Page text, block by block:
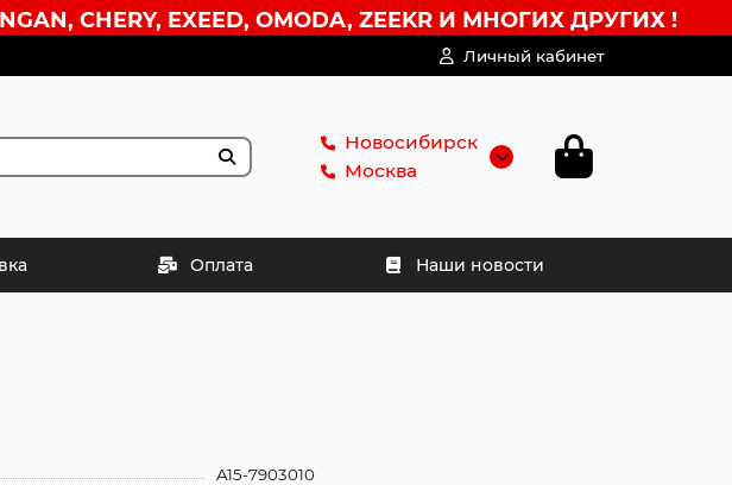
CHERY, EXEED, OMODA, ZEEKR И МНОГИХ ДРУГИХ !
Личный кабинет
Новосибирск
Москва
Оплата Наши новости
A15-7903010